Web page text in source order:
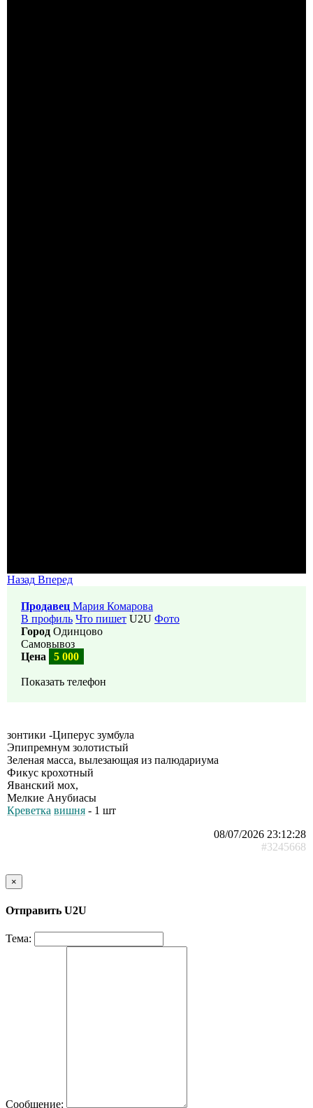
Назад Вперед
Продавец Мария Комарова
В профиль Что пишет U2U Фото
Город Одинцово
Самовывоз
Цена
5 000
Показать телефон
зонтики -Циперус зумбула
Эпипремнум золотистый
Зеленая масса, вылезающая из палюдариума
Фикус крохотный
Яванский мох,
Мелкие Анубиасы
Креветка вишня - 1 шт
08/07/2026 23:12:28
#3245668
×
Отправить U2U
Тема:
Сообщение: